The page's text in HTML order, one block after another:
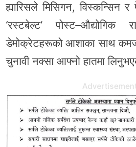
ह्यारिसले मिसिगन, विस्कन्सिन र
‘रस्टबेल्ट’ पोस्ट–औद्योगिक
डेमोक्रेटहरूको आशाका साथ
चुनावी नक्सा आफ्नो हातमा